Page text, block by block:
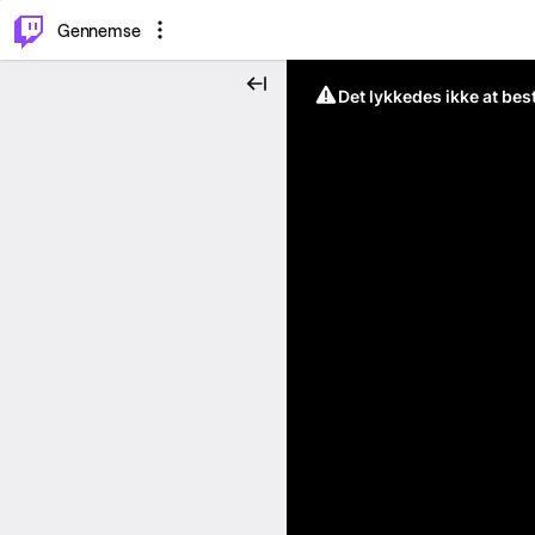
Gennemse
Det lykkedes ikke at